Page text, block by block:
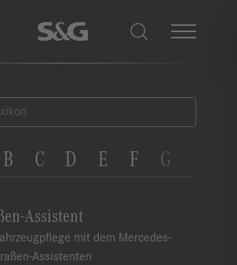
B C D E F G
Assistent
mit dem Mercedes-
Assistenten